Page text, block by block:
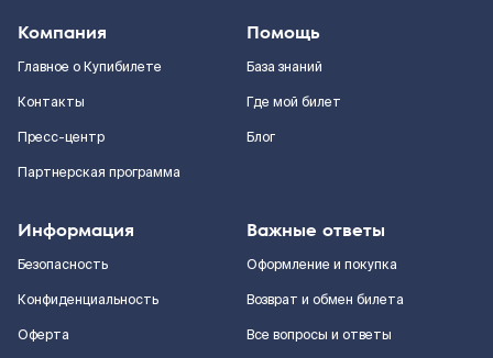
Компания
Главное о Купибилете
Контакты
Пресс-центр
Партнерская программа
Помощь
База знаний
Где мой билет
Блог
Информация
Безопасность
Конфиденциальность
Оферта
Важные ответы
Оформление и покупка
Возврат и обмен билета
Все вопросы и ответы